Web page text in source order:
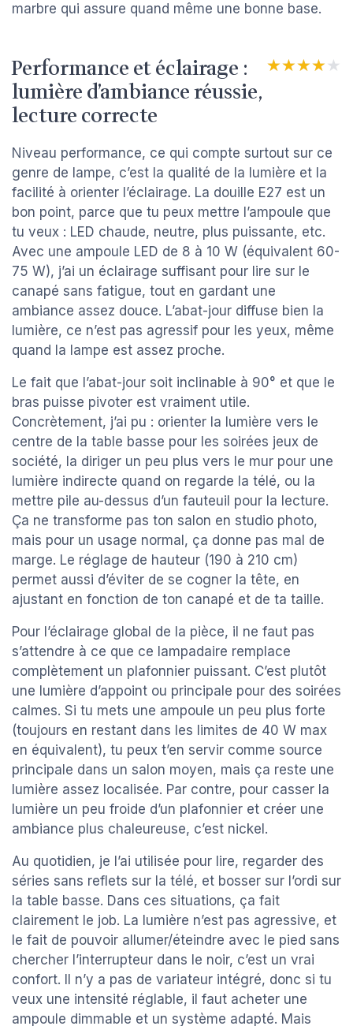
marbre qui assure quand même une bonne base.
Performance et éclairage :
lumière d’ambiance réussie,
lecture correcte
★★★★★
★★★★★
Niveau performance, ce qui compte surtout sur ce
genre de lampe, c’est la qualité de la lumière et la
facilité à orienter l’éclairage. La douille E27 est un
bon point, parce que tu peux mettre l’ampoule que
tu veux : LED chaude, neutre, plus puissante, etc.
Avec une ampoule LED de 8 à 10 W (équivalent 60-
75 W), j’ai un éclairage suffisant pour lire sur le
canapé sans fatigue, tout en gardant une
ambiance assez douce. L’abat-jour diffuse bien la
lumière, ce n’est pas agressif pour les yeux, même
quand la lampe est assez proche.
Le fait que l’abat-jour soit inclinable à 90° et que le
bras puisse pivoter est vraiment utile.
Concrètement, j’ai pu : orienter la lumière vers le
centre de la table basse pour les soirées jeux de
société, la diriger un peu plus vers le mur pour une
lumière indirecte quand on regarde la télé, ou la
mettre pile au-dessus d’un fauteuil pour la lecture.
Ça ne transforme pas ton salon en studio photo,
mais pour un usage normal, ça donne pas mal de
marge. Le réglage de hauteur (190 à 210 cm)
permet aussi d’éviter de se cogner la tête, en
ajustant en fonction de ton canapé et de ta taille.
Pour l’éclairage global de la pièce, il ne faut pas
s’attendre à ce que ce lampadaire remplace
complètement un plafonnier puissant. C’est plutôt
une lumière d’appoint ou principale pour des soirées
calmes. Si tu mets une ampoule un peu plus forte
(toujours en restant dans les limites de 40 W max
en équivalent), tu peux t’en servir comme source
principale dans un salon moyen, mais ça reste une
lumière assez localisée. Par contre, pour casser la
lumière un peu froide d’un plafonnier et créer une
ambiance plus chaleureuse, c’est nickel.
Au quotidien, je l’ai utilisée pour lire, regarder des
séries sans reflets sur la télé, et bosser sur l’ordi sur
la table basse. Dans ces situations, ça fait
clairement le job. La lumière n’est pas agressive, et
le fait de pouvoir allumer/éteindre avec le pied sans
chercher l’interrupteur dans le noir, c’est un vrai
confort. Il n’y a pas de variateur intégré, donc si tu
veux une intensité réglable, il faut acheter une
ampoule dimmable et un système adapté. Mais